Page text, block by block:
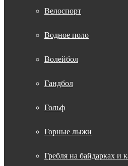
Велоспорт
Водное поло
Волейбол
Гандбол
Гольф
Горные лыжи
Гребля на байдарках и